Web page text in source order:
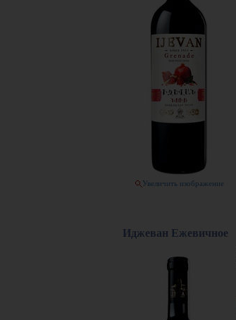
Увеличить изображение
Иджеван Ежевичное